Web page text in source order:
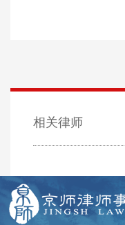
相关律师